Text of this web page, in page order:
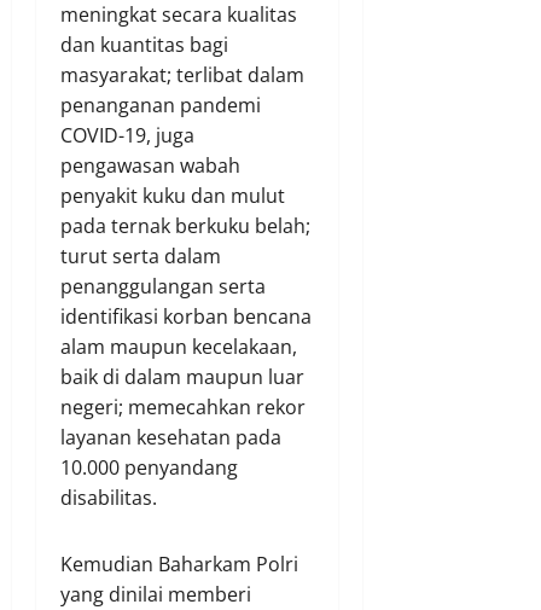
meningkat secara kualitas
dan kuantitas bagi
masyarakat; terlibat dalam
penanganan pandemi
COVID-19, juga
pengawasan wabah
penyakit kuku dan mulut
pada ternak berkuku belah;
turut serta dalam
penanggulangan serta
identifikasi korban bencana
alam maupun kecelakaan,
baik di dalam maupun luar
negeri; memecahkan rekor
layanan kesehatan pada
10.000 penyandang
disabilitas.
Kemudian Baharkam Polri
yang dinilai memberi